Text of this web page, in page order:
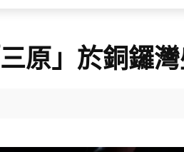
原」於銅鑼